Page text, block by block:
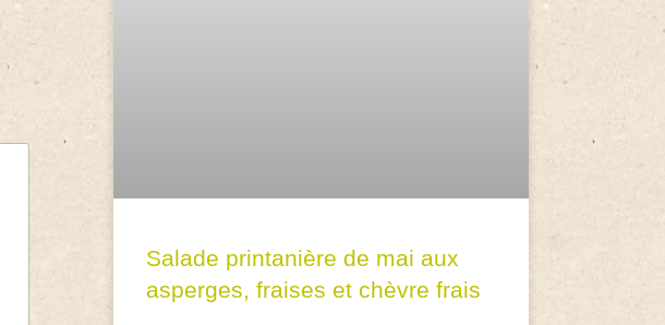
Salade printanière de mai aux
asperges, fraises et chèvre frais